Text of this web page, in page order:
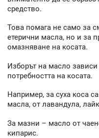
средство.
Това помага не само за
етерични масла, но и за
омазняване на косата.
Изборът на масло
потребността на косата.
Например, за суха коса
масла, от лавандула,
За мазни – масло от
кипарис.